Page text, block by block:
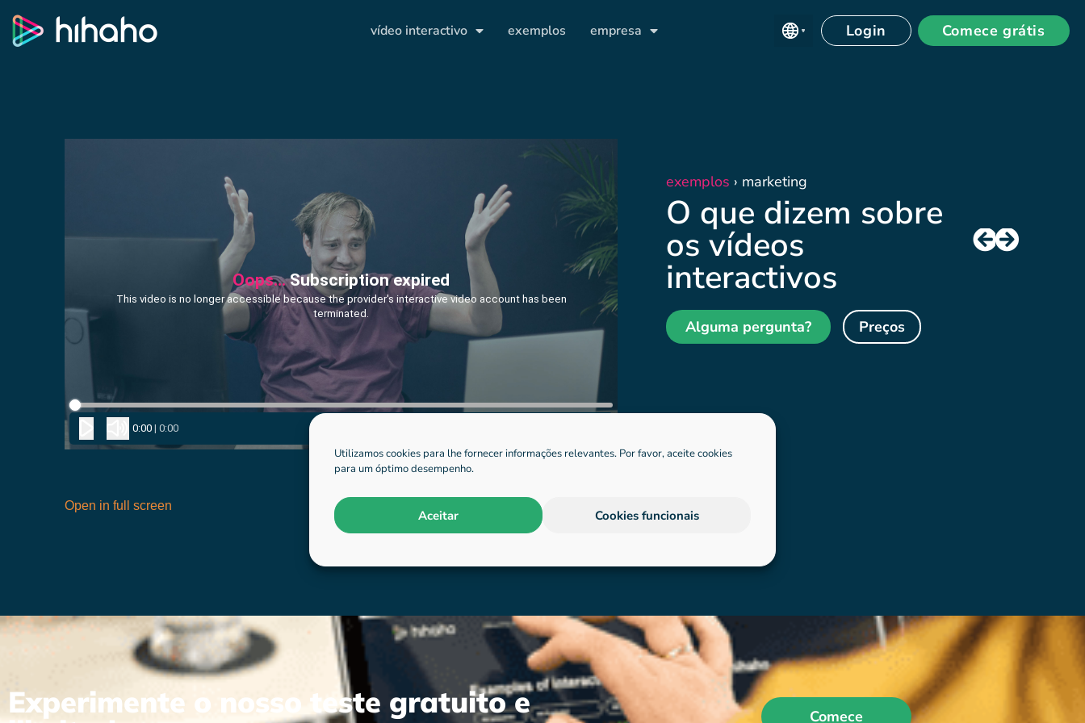
Utilizamos cookies para lhe fornecer informações relevantes. Por favor, aceite cookies
para um óptimo desempenho.
Aceitar Cookies funcionais
vídeo interactivo exemplos empresa Login Comece grátis
Open in full screen
exemplos › marketing
O que dizem sobre
os vídeos
interactivos
Alguma pergunta? Preços
Experimente o nosso teste gratuito e
Comece